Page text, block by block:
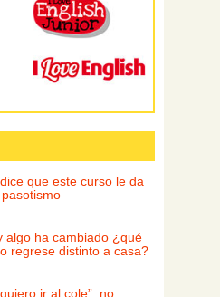
que este curso le da
algo ha cambiado ¿qué
regrese distinto a casa?
ir al cole”, no